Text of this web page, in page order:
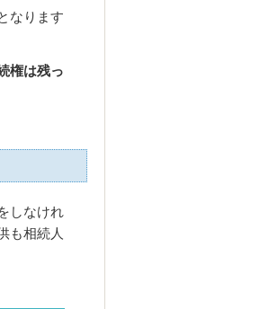
なります
権は残っ
しなけれ
も相続人